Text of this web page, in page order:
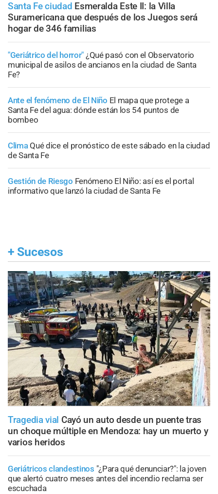
Santa Fe ciudad Esmeralda Este II: la Villa
Suramericana que después de los Juegos será
hogar de 346 familias
"Geriátrico del horror" ¿Qué pasó con el Observatorio
municipal de asilos de ancianos en la ciudad de Santa
Fe?
Ante el fenómeno de El Niño El mapa que protege a
Santa Fe del agua: dónde están los 54 puntos de
bombeo
Clima Qué dice el pronóstico de este sábado en la ciudad
de Santa Fe
Gestión de Riesgo Fenómeno El Niño: así es el portal
informativo que lanzó la ciudad de Santa Fe
+ Sucesos
Tragedia vial Cayó un auto desde un puente tras
un choque múltiple en Mendoza: hay un muerto y
varios heridos
Geriátricos clandestinos "¿Para qué denunciar?": la joven
que alertó cuatro meses antes del incendio reclama ser
escuchada